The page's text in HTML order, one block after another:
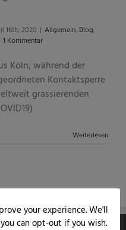
16th, 2020 | Allgemein, Blog,
1 Kommentar
Köln, während der
Kontaktsperre
grassierenden
Weiterlesen
your experience. We'll
can opt-out if you wish.